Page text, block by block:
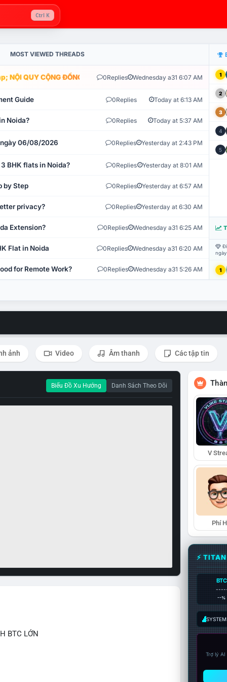
Ctrl K
MOST VIEWED THREADS
NỘI QUY CỘNG ĐỒNG VLIKE.VN: HỆ THỐNG GIÁM SÁT TỰ
0Replies Wednesday a31 6:07 AM
Guide 0Replies Today at 6:13 AM
Noida? 0Replies Today at 5:37 AM
ngày 06/08/2026 0Replies Yesterday at 2:43 PM
BHK flats in Noida? 0Replies Yesterday at 8:01 AM
by Step 0Replies Yesterday at 6:57 AM
privacy? 0Replies Yesterday at 6:30 AM
Extension? 0Replies Wednesday a31 6:25 AM
Flat in Noida 0Replies Wednesday a31 6:20 AM
for Remote Work? 0Replies Wednesday a31 5:26 AM
1
2
3
4
5
1
ảnh Video Âm thanh Các tập tin
Biểu Đồ Xu Hướng Danh Sách Theo Dõi
BTC LỚN
V
Phí
⚡
BTC
--%
Trợ lý